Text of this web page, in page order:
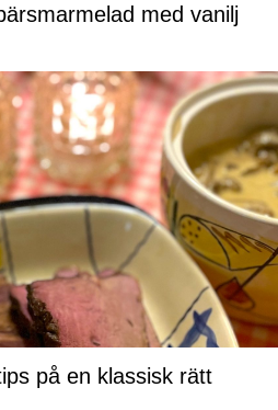
med vanilj
på en klassisk rätt